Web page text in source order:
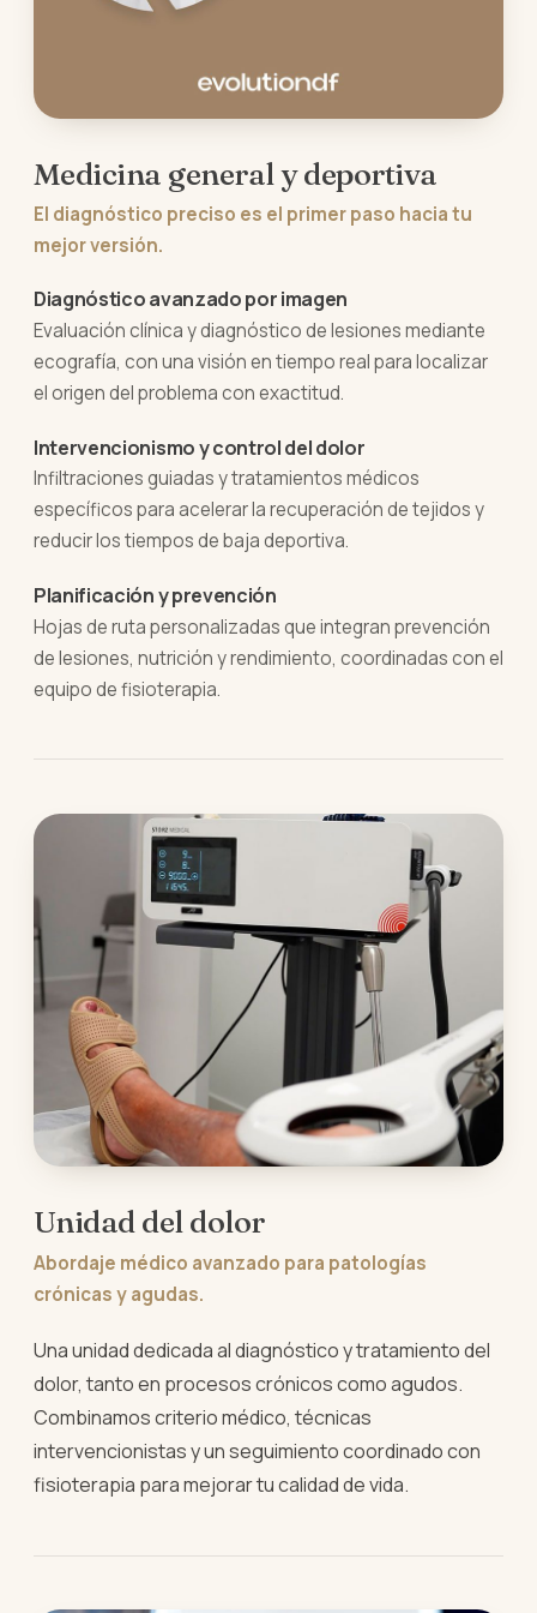
Medicina general y deportiva
El diagnóstico preciso es el primer paso hacia tu
mejor versión.
Diagnóstico avanzado por imagen
Evaluación clínica y diagnóstico de lesiones mediante
ecografía, con una visión en tiempo real para localizar
el origen del problema con exactitud.
Intervencionismo y control del dolor
Infiltraciones guiadas y tratamientos médicos
específicos para acelerar la recuperación de tejidos y
reducir los tiempos de baja deportiva.
Planificación y prevención
Hojas de ruta personalizadas que integran prevención
de lesiones, nutrición y rendimiento, coordinadas con el
equipo de fisioterapia.
Unidad del dolor
Abordaje médico avanzado para patologías
crónicas y agudas.
Una unidad dedicada al diagnóstico y tratamiento del
dolor, tanto en procesos crónicos como agudos.
Combinamos criterio médico, técnicas
intervencionistas y un seguimiento coordinado con
fisioterapia para mejorar tu calidad de vida.